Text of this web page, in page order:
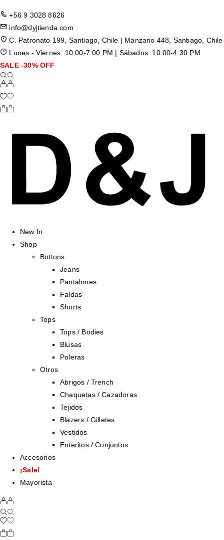
+56 9 3028 8626
info@dyjtienda.com
C. Patronato 199, Santiago, Chile | Manzano 448, Santiago, Chile
Lunes - Viernes: 10:00-7:00 PM | Sábados: 10:00-4:30 PM
SALE -30% OFF
New In
Shop
Bottons
Jeans
Pantalones
Faldas
Shorts
Tops
Tops / Bodies
Blusas
Poleras
Otros
Abrigos / Trench
Chaquetas / Cazadoras
Tejidos
Blazers / Gilletes
Vestidos
Enteritos / Conjuntos
Accesorios
¡Sale!
Mayorista